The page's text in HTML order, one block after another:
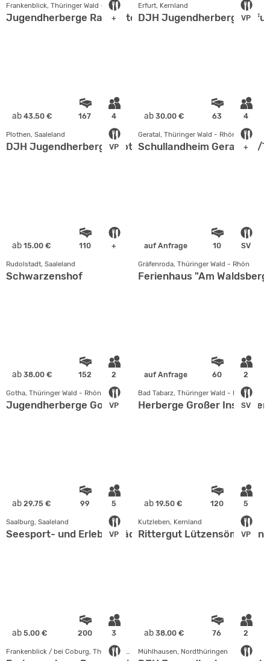
+
Frankenblick, Thüringer Wald - Rhön
Jugendherberge Rauenstein VP
Erfurt, Kernland
DJH Jugendherberge
ab 43.50 € 167 4
VP
Plothen, Saaleland
DJH Jugendherberge Plothen
ab 30.00 € 63 4
+
Geratal, Thüringer Wald - Rhön
Schullandheim Geraberg/
ab 15.00 € 110 +
Rudolstadt, Saaleland
Schwarzenshof
auf Anfrage 10 SV
Gräfenroda, Thüringer Wald - Rhön
Ferienhaus "Am
ab 38.00 € 152 2
VP
Gotha, Thüringer Wald - Rhön
Jugendherberge Gotha
auf Anfrage 60 2
SV
Bad Tabarz, Thüringer Wald - Rhön
Herberge Großer
ab 29.75 € 99 5
VP
Saalburg, Saaleland
Seesport- und Erlebnispädagogisches Zentrum
ab 19.50 € 120 5
VP
Kutzleben, Kernland
Rittergut Lützensömmern
ab 5.00 € 200 3 ab 38.00 € 76 2
Mühlhausen, Nordthüringen